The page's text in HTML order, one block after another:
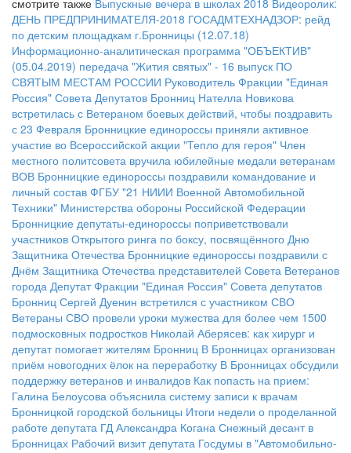
смотрите также Выпускные вечера в школах 2018 Видеоролик:
ДЕНЬ ПРЕДПРИНИМАТЕЛЯ-2018 ГОСАДМТЕХНАДЗОР: рейд
по детским площадкам г.Бронницы (12.07.18)
Информационно-аналитическая программа "ОБЪЕКТИВ"
(05.04.2019) передача "Жития святых" - 16 выпуск ПО
СВЯТЫМ МЕСТАМ РОССИИ Руководитель Фракции "Единая
Россия" Совета Депутатов Бронниц Нателла Новикова
встретилась с Ветераном боевых действий, чтобы поздравить
с 23 Февраля Бронницкие единороссы приняли активное
участие во Всероссийской акции "Тепло для героя" Член
местного политсовета вручила юбилейные медали ветеранам
ВОВ Бронницкие единороссы поздравили командование и
личный состав ФГБУ "21 НИИИ Военной Автомобильной
Техники" Министерства обороны Российской Федерации
Бронницкие депутаты-единороссы поприветствовали
участников Открытого ринга по боксу, посвящённого Дню
Защитника Отечества Бронницкие единороссы поздравили с
Днём Защитника Отечества представителей Совета Ветеранов
города Депутат Фракции "Единая Россия" Совета депутатов
Бронниц Сергей Дуенин встретился с участником СВО
Ветераны СВО провели уроки мужества для более чем 1500
подмосковных подростков Николай Аберясев: как хирург и
депутат помогает жителям Бронниц В Бронницах организован
приём новогодних ёлок на переработку В Бронницах обсудили
поддержку ветеранов и инвалидов Как попасть на прием:
Галина Белоусова объяснила систему записи к врачам
Бронницкой городской больницы Итоги недели о проделанной
работе депутата ГД Александра Когана Снежный десант в
Бронницах Рабочий визит депутата Госдумы в "Автомобильно-